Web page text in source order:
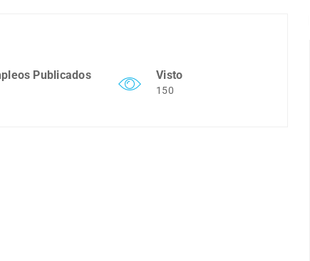
Publicados Visto
150